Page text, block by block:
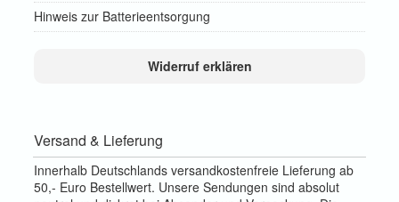
Hinweis zur Batterieentsorgung
Widerruf erklären
Versand & Lieferung
Innerhalb Deutschlands versandkostenfreie Lieferung ab
50,- Euro Bestellwert. Unsere Sendungen sind absolut